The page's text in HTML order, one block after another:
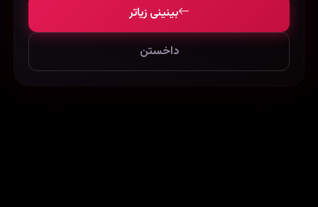
بینینی زیاتر
داخستن